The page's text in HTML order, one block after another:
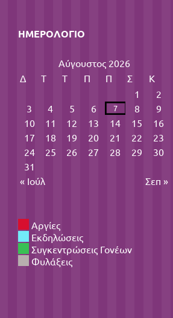
ΗΜΕΡΟΛΌΓΙΟ
Αύγουστος 2026
Δ
Τ Τ Π Π Σ
Κ
1
2
3
4 5 6 7 8
9
10
11 12 13 14 15
16
17
18 19 20 21 22
23
24
25 26 27 28 29
30
31
« Ιούλ
Σεπ »
Αργίες
Εκδηλώσεις
Συγκεντρώσεις Γονέων
Φυλάξεις